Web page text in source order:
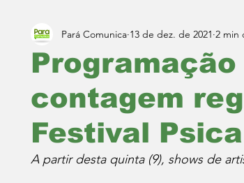
contagem
Festival Psica
Pará Comunica 13 de dez. de 2021 2 min
A partir desta quinta (9), shows de